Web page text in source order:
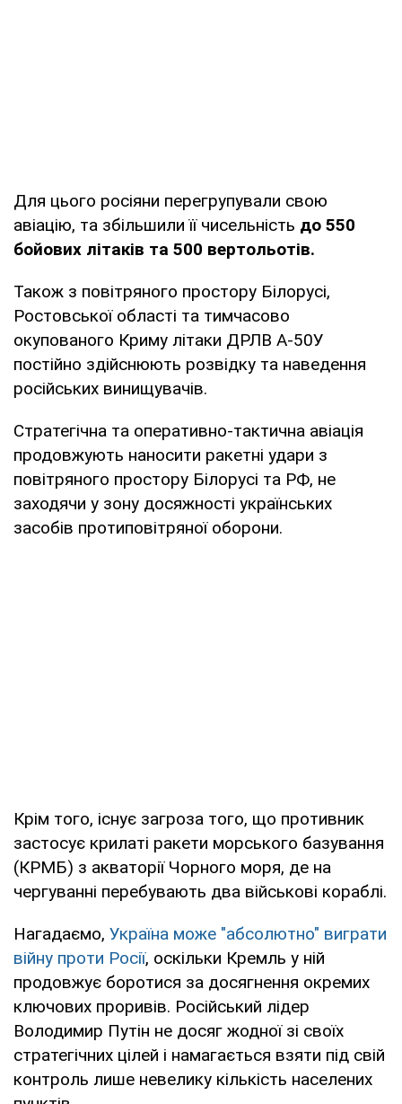
Для цього росіяни перегрупували свою
авіацію, та збільшили її чисельність до 550
бойових літаків та 500 вертольотів.
Також з повітряного простору Білорусі,
Ростовської області та тимчасово
окупованого Криму літаки ДРЛВ А-50У
постійно здійснюють розвідку та наведення
російських винищувачів.
Стратегічна та оперативно-тактична авіація
продовжують наносити ракетні удари з
повітряного простору Білорусі та РФ, не
заходячи у зону досяжності українських
засобів протиповітряної оборони.
Крім того, існує загроза того, що противник
застосує крилаті ракети морського базування
(КРМБ) з акваторії Чорного моря, де на
чергуванні перебувають два військові кораблі.
Нагадаємо, Україна може "абсолютно" виграти
війну проти Росії, оскільки Кремль у ній
продовжує боротися за досягнення окремих
ключових проривів. Російський лідер
Володимир Путін не досяг жодної зі своїх
стратегічних цілей і намагається взяти під свій
контроль лише невелику кількість населених